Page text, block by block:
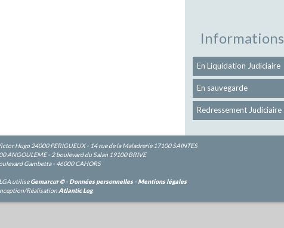
Informations
En Liquidation Judiciaire
En sauvegarde
Redressement Judiciaire
Hugo 24000 PERIGUEUX - 14 rue de la Maladrerie 17100 SAINTES
ANGOULEME - 2 boulevard du Salan 19100 BRIVE
Gambetta - 46000 CAHORS
utiliseGemarcur ©- Données personnelles- Mentions légales
Réalisation Atlantic Log